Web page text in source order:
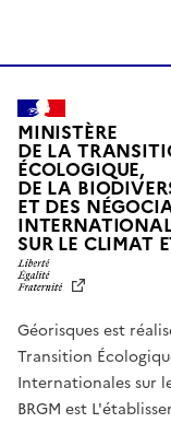
MINISTÈRE
DE LA
ÉCOLOGIQUE,
DE LA
ET DES
SUR LE CLIMAT
Géorisques est
Transition
Internationales sur
BRGM est